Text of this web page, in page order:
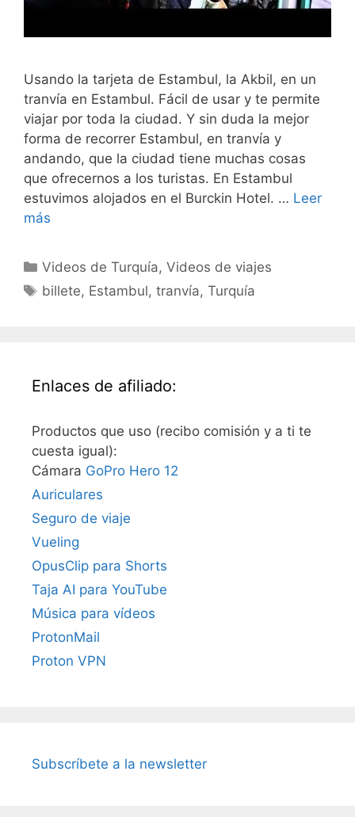
Usando la tarjeta de Estambul, la Akbil, en un
tranvía en Estambul. Fácil de usar y te permite
viajar por toda la ciudad. Y sin duda la mejor
forma de recorrer Estambul, en tranvía y
andando, que la ciudad tiene muchas cosas
que ofrecernos a los turistas. En Estambul
estuvimos alojados en el Burckin Hotel. … Leer
más
Categorías
Videos de Turquía,Videos de viajes
Etiquetas
billete, Estambul,tranvía,Turquía
Enlaces de afiliado:
Productos que uso (recibo comisión y a ti te
cuesta igual):
Cámara GoPro Hero 12
Auriculares
Seguro de viaje
Vueling
OpusClip para Shorts
Taja AI para YouTube
Música para vídeos
ProtonMail
Proton VPN
Subscríbete a la newsletter